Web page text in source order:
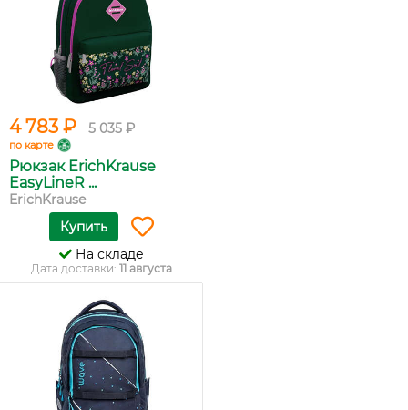
4 783 ₽ 5 035 ₽
по карте
Рюкзак ErichKrause
EasyLineR ...
ErichKrause
Купить
На складе
Дата доставки: 11 августа